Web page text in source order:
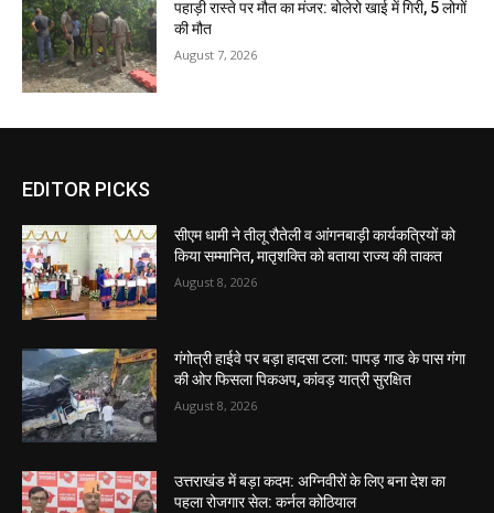
पहाड़ी रास्ते पर मौत का मंजर: बोलेरो खाई में गिरी, 5 लोगों
की मौत
August 7, 2026
EDITOR PICKS
सीएम धामी ने तीलू रौतेली व आंगनबाड़ी कार्यकत्रियों को
किया सम्मानित, मातृशक्ति को बताया राज्य की ताकत
August 8, 2026
गंगोत्री हाईवे पर बड़ा हादसा टला: पापड़ गाड के पास गंगा
की ओर फिसला पिकअप, कांवड़ यात्री सुरक्षित
August 8, 2026
उत्तराखंड में बड़ा कदम: अग्निवीरों के लिए बना देश का
पहला रोजगार सेल: कर्नल कोठियाल